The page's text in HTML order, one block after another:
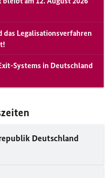
das Legalisationsverfahren
Systems in Deutschland
Deutschland